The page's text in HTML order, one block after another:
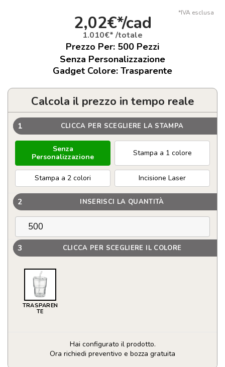
*IVA esclusa
2,02€*/cad
1.010€* /totale
Prezzo Per: 500 Pezzi
Senza Personalizzazione
Gadget Colore: Trasparente
Calcola il prezzo in tempo reale
1 CLICCA PER SCEGLIERE LA STAMPA
Senza
Personalizzazione
Stampa a 1 colore
Stampa a 2 colori Incisione Laser
2 INSERISCI LA QUANTITÀ
3 CLICCA PER SCEGLIERE IL COLORE
TRASPAREN
TE
Hai configurato il prodotto.
Ora richiedi preventivo e bozza gratuita